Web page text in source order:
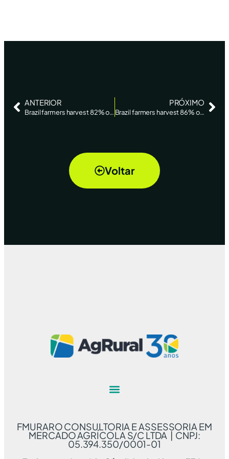
ANTERIOR
Brazil farmers harvest 82% of soybean-planted area -AgRural – Reuters
PRÓXIMO
Brazil farmers harvest 86% of soybean-planted area -AgRural – Reuters News
Voltar
FMURARO CONSULTORIA E ASSESSORIA EM
MERCADO AGRÍCOLA S/C LTDA | CNPJ:
05.394.350/0001-01